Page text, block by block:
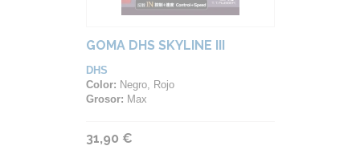
GOMA DHS SKYLINE III
DHS
Color: Negro, Rojo
Grosor: Max
31,90 €